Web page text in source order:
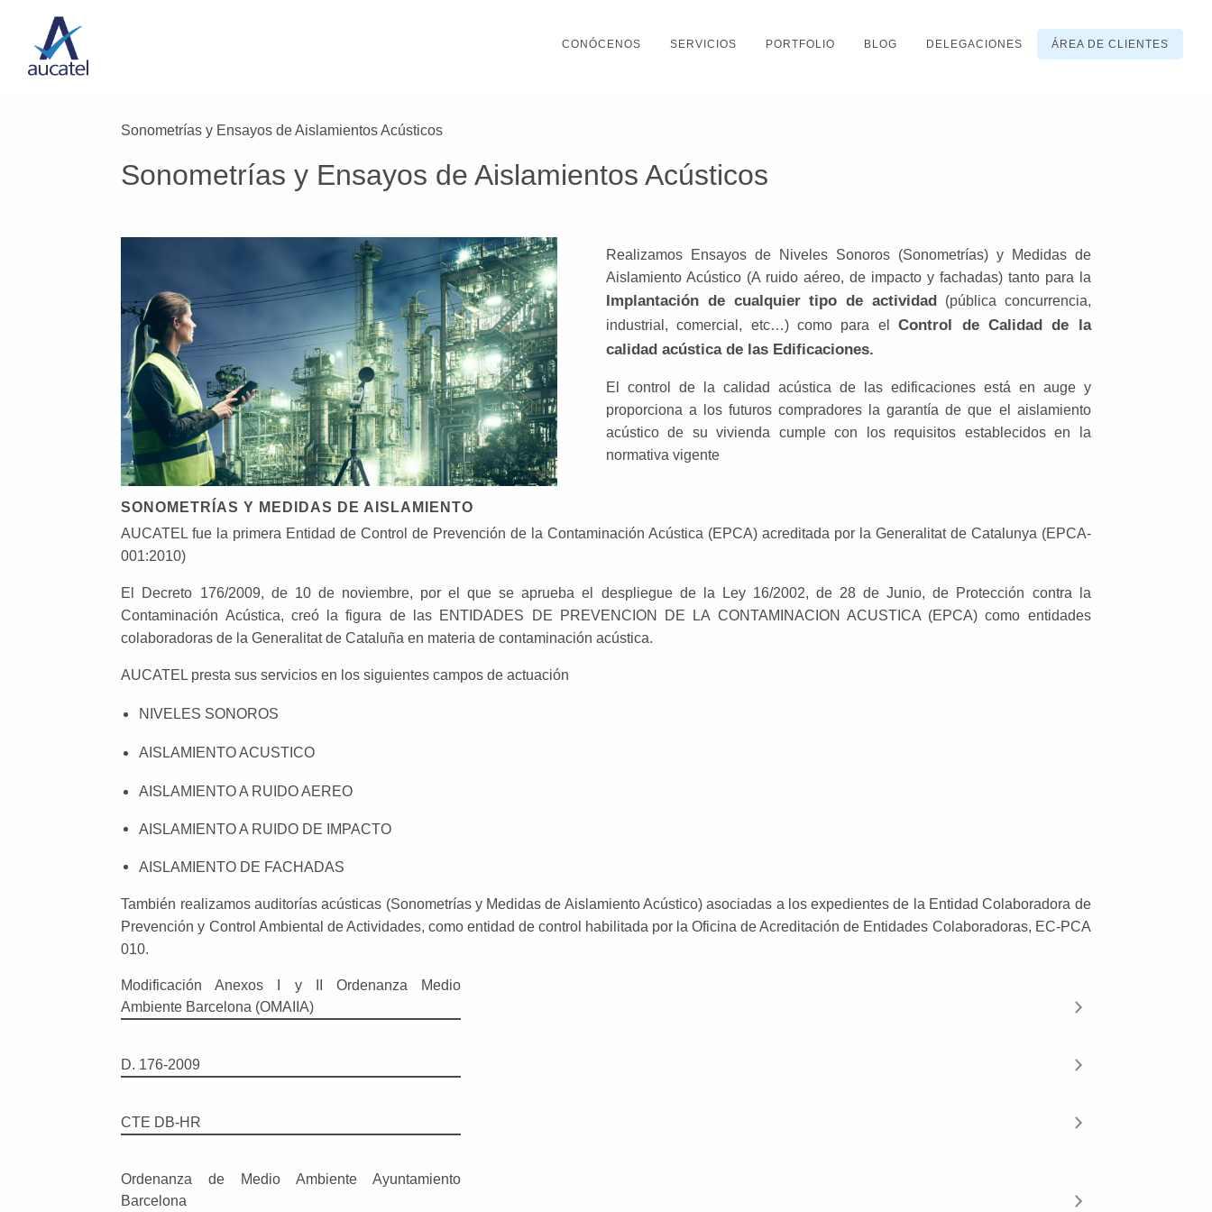
Navegación
principal
CONÓCENOS SERVICIOS PORTFOLIO BLOG DELEGACIONES ÁREA DE CLIENTES
Sonometrías y Ensayos de Aislamientos Acústicos
Sonometrías y Ensayos de Aislamientos Acústicos
Realizamos Ensayos de Niveles Sonoros (Sonometrías) y Medidas de
Aislamiento Acústico (A ruido aéreo, de impacto y fachadas) tanto para la
Implantación de cualquier tipo de actividad (pública concurrencia,
industrial, comercial, etc…) como para elControl de Calidad de la
calidad acústica de las Edificaciones.
El control de la calidad acústica de las edificaciones está en auge y
proporciona a los futuros compradores la garantía de que el aislamiento
acústico de su vivienda cumple con los requisitos establecidos en la
normativa vigente
SONOMETRÍAS Y MEDIDAS DE AISLAMIENTO
AUCATEL fue la primera Entidad de Control de Prevención de la Contaminación Acústica (EPCA) acreditada por la Generalitat de Catalunya (EPCA-
001:2010)
El Decreto 176/2009, de 10 de noviembre, por el que se aprueba el despliegue de la Ley 16/2002, de 28 de Junio, de Protección contra la
Contaminación Acústica, creó la figura de las ENTIDADES DE PREVENCION DE LA CONTAMINACION ACUSTICA (EPCA) como entidades
colaboradoras de la Generalitat de Cataluña en materia de contaminación acústica.
AUCATEL presta sus servicios en los siguientes campos de actuación
NIVELES SONOROS
AISLAMIENTO ACUSTICO
AISLAMIENTO A RUIDO AEREO
AISLAMIENTO A RUIDO DE IMPACTO
AISLAMIENTO DE FACHADAS
También realizamos auditorías acústicas (Sonometrías y Medidas de Aislamiento Acústico) asociadas a los expedientes de la Entidad Colaboradora de
Prevención y Control Ambiental de Actividades, como entidad de control habilitada por la Oficina de Acreditación de Entidades Colaboradoras, EC-PCA
010.
Modificación Anexos I y II Ordenanza Medio
Ambiente Barcelona (OMAIIA)
D. 176-2009
CTE DB-HR
Ordenanza de Medio Ambiente Ayuntamiento
Barcelona